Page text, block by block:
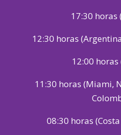
17:30 horas
12:30 horas
12:00 horas
11:30 horas (Miami,
08:30 horas